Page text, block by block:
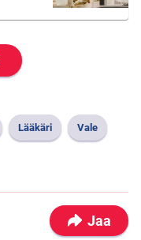
Lääkäri Vale
Jaa